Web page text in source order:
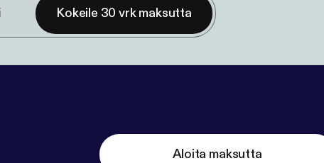
Kokeile 30 vrk maksutta
Aloita maksutta